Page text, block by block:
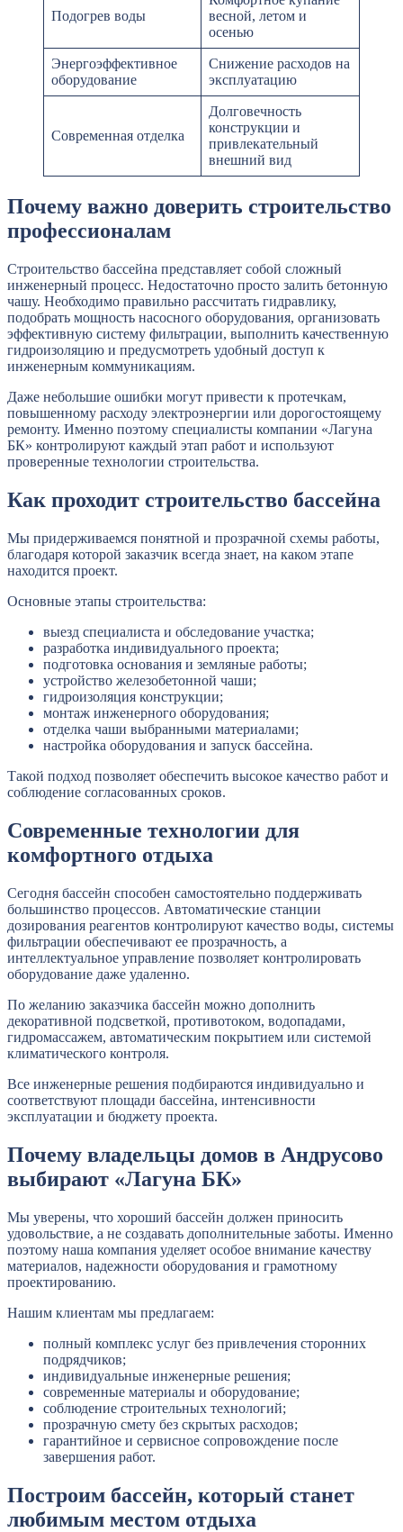
Подогрев воды
весной, летом и
осенью
Энергоэффективное
оборудование
Снижение расходов на
эксплуатацию
Современная отделка
Долговечность
конструкции и
привлекательный
внешний вид
Почему важно доверить строительство
профессионалам
Строительство бассейна представляет собой сложный
инженерный процесс. Недостаточно просто залить бетонную
чашу. Необходимо правильно рассчитать гидравлику,
подобрать мощность насосного оборудования, организовать
эффективную систему фильтрации, выполнить качественную
гидроизоляцию и предусмотреть удобный доступ к
инженерным коммуникациям.
Даже небольшие ошибки могут привести к протечкам,
повышенному расходу электроэнергии или дорогостоящему
ремонту. Именно поэтому специалисты компании «Лагуна
БК» контролируют каждый этап работ и используют
проверенные технологии строительства.
Как проходит строительство бассейна
Мы придерживаемся понятной и прозрачной схемы работы,
благодаря которой заказчик всегда знает, на каком этапе
находится проект.
Основные этапы строительства:
выезд специалиста и обследование участка;
разработка индивидуального проекта;
подготовка основания и земляные работы;
устройство железобетонной чаши;
гидроизоляция конструкции;
монтаж инженерного оборудования;
отделка чаши выбранными материалами;
настройка оборудования и запуск бассейна.
Такой подход позволяет обеспечить высокое качество работ и
соблюдение согласованных сроков.
Современные технологии для
комфортного отдыха
Сегодня бассейн способен самостоятельно поддерживать
большинство процессов. Автоматические станции
дозирования реагентов контролируют качество воды, системы
фильтрации обеспечивают ее прозрачность, а
интеллектуальное управление позволяет контролировать
оборудование даже удаленно.
По желанию заказчика бассейн можно дополнить
декоративной подсветкой, противотоком, водопадами,
гидромассажем, автоматическим покрытием или системой
климатического контроля.
Все инженерные решения подбираются индивидуально и
соответствуют площади бассейна, интенсивности
эксплуатации и бюджету проекта.
Почему владельцы домов в Андрусово
выбирают «Лагуна БК»
Мы уверены, что хороший бассейн должен приносить
удовольствие, а не создавать дополнительные заботы. Именно
поэтому наша компания уделяет особое внимание качеству
материалов, надежности оборудования и грамотному
проектированию.
Нашим клиентам мы предлагаем:
полный комплекс услуг без привлечения сторонних
подрядчиков;
индивидуальные инженерные решения;
современные материалы и оборудование;
соблюдение строительных технологий;
прозрачную смету без скрытых расходов;
гарантийное и сервисное сопровождение после
завершения работ.
Построим бассейн, который станет
любимым местом отдыха